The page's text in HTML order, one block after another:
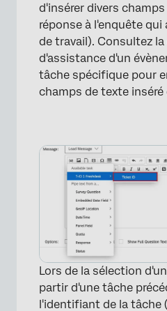
d'insérer divers
réponse à l'enquête qui
de travail). Consultez
d'assistance d'un
tâche spécifique pour
champs de texte
Lors de la sélection
partir d'une tâche
l'identifiant de la tâche